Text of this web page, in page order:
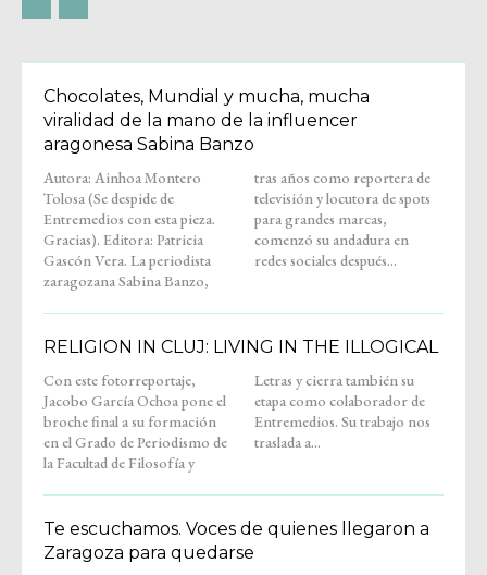
Chocolates, Mundial y mucha, mucha
viralidad de la mano de la influencer
aragonesa Sabina Banzo
Autora: Ainhoa Montero
Tolosa (Se despide de
Entremedios con esta pieza.
Gracias). Editora: Patricia
Gascón Vera. La periodista
zaragozana Sabina Banzo,
tras años como reportera de
televisión y locutora de spots
para grandes marcas,
comenzó su andadura en
redes sociales después...
RELIGION IN CLUJ: LIVING IN THE ILLOGICAL
Con este fotorreportaje,
Jacobo García Ochoa pone el
broche final a su formación
en el Grado de Periodismo de
la Facultad de Filosofía y
Letras y cierra también su
etapa como colaborador de
Entremedios. Su trabajo nos
traslada a...
Te escuchamos. Voces de quienes llegaron a
Zaragoza para quedarse